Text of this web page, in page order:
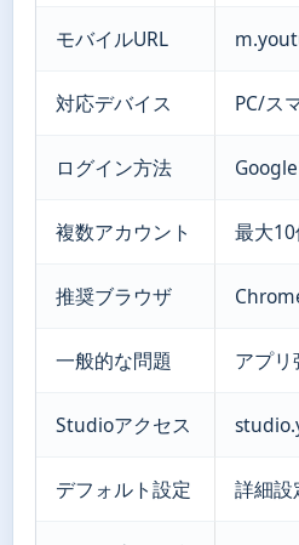
モバイルURL
対応デバイス PC/ス
ログイン方法
複数アカウント 最大
推奨ブラウザ
一般的な問題 アプリ
Studioアクセス
デフォルト設定 詳細設